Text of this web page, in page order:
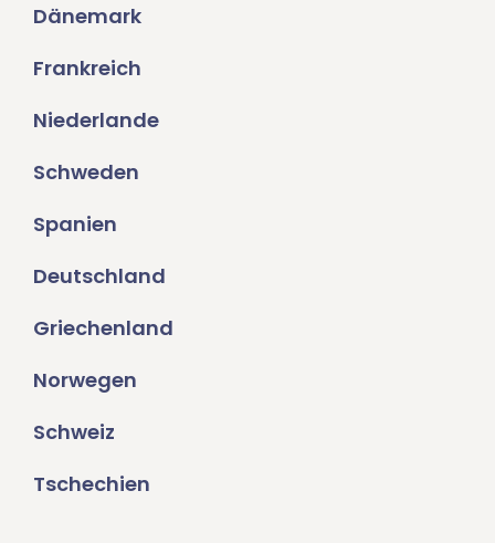
Dänemark
Frankreich
Niederlande
Schweden
Spanien
Deutschland
Griechenland
Norwegen
Schweiz
Tschechien